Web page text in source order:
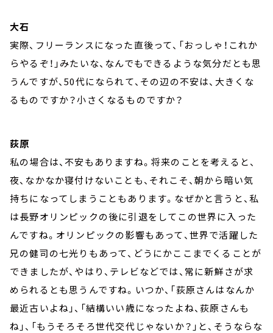
大石
実際、フリーランスになった直後って、「おっしゃ！これか
らやるぞ！」みたいな、なんでもできるような気分だとも思
うんですが、50代になられて、その辺の不安は、大きくな
るものですか？小さくなるものですか？
荻原
私の場合は、不安もありますね。将来のことを考えると、
夜、なかなか寝付けないことも、それこそ、朝から暗い気
持ちになってしまうこともあります。なぜかと言うと、私
は長野オリンピックの後に引退をしてこの世界に入った
んですね。オリンピックの影響もあって、世界で活躍した
兄の健司の七光りもあって、どうにかここまでくることが
できましたが、やはり、テレビなどでは、常に新鮮さが求
められるとも思うんですね。いつか、「荻原さんはなんか
最近古いよね」、「結構いい歳になったよね、荻原さんも
ね」、「もうそろそろ世代交代じゃないか？」と、そうならな